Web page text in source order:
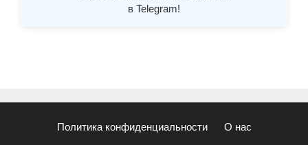
в Telegram!
Политика конфиденциальности О нас